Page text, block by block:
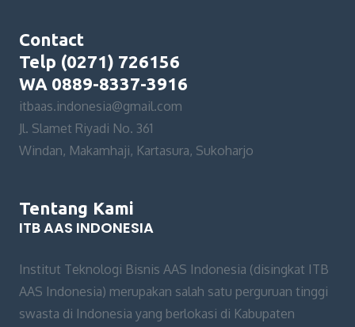
Contact
Telp (0271) 726156
WA 0889-8337-3916
itbaas.indonesia@gmail.com
Jl. Slamet Riyadi No. 361
Windan, Makamhaji, Kartasura, Sukoharjo
Tentang Kami
ITB AAS INDONESIA
Institut Teknologi Bisnis AAS Indonesia (disingkat ITB
AAS Indonesia) merupakan salah satu perguruan tinggi
swasta di Indonesia yang berlokasi di Kabupaten